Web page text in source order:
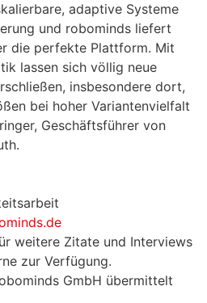
adaptive Systeme
und robominds liefert
die perfekte Plattform. Mit
lassen sich völlig neue
insbesondere dort,
bei hoher Variantenvielfalt
Geschäftsführer von
weitere Zitate und Interviews
zur Verfügung.
GmbH übermittelt